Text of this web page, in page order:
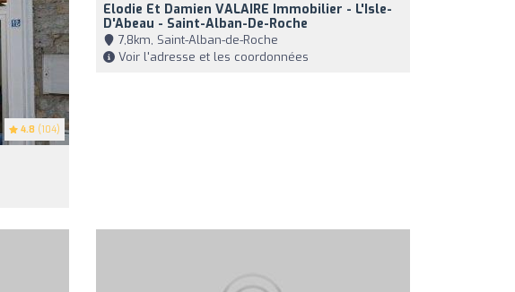
4.8 (104)
Elodie Et Damien VALAIRE Immobilier - L'Isle-
D'Abeau - Saint-Alban-De-Roche
7,8km, Saint-Alban-de-Roche
Voir l'adresse et les coordonnées